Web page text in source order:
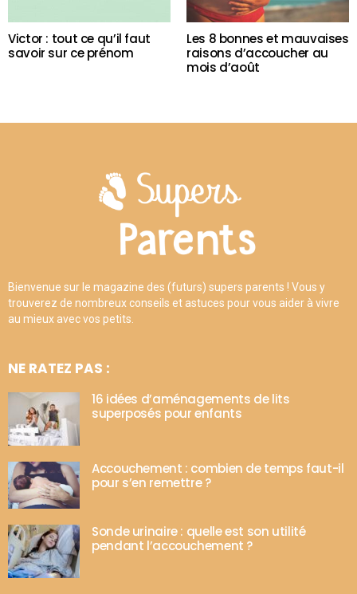
Victor : tout ce qu’il faut
savoir sur ce prénom
Les 8 bonnes et mauvaises
raisons d’accoucher au
mois d’août
Bienvenue sur le magazine des (futurs) supers parents ! Vous y
trouverez de nombreux conseils et astuces pour vous aider à vivre
au mieux avec vos petits.
NE RATEZ PAS :
16 idées d’aménagements de lits
superposés pour enfants
Accouchement : combien de temps faut-il
pour s’en remettre ?
Sonde urinaire : quelle est son utilité
pendant l’accouchement ?